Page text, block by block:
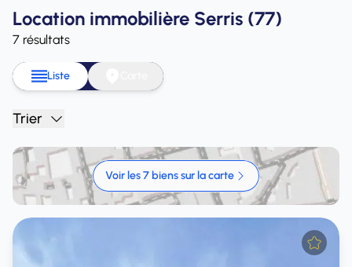
Location immobilière Serris (77)
7 résultats
Liste
Trier
Voir les 7 biens sur la carte